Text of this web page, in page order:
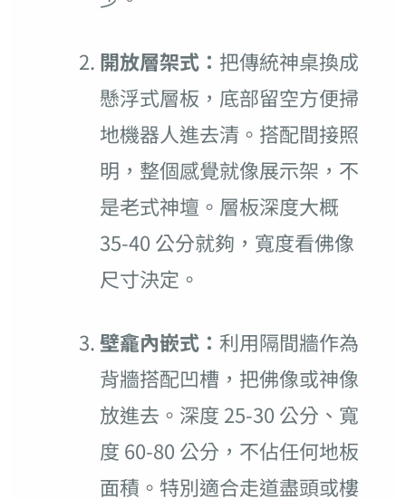
開放層架式： 把傳統神桌換成
懸浮式層板，底部留空方便掃
地機器人進去清。搭配間接照
明，整個感覺就像展示架，不
是老式神壇。層板深度大概
35-40 公分就夠，寬度看佛像
尺寸決定。
壁龕內嵌式： 利用隔間牆作為
背牆搭配凹槽，把佛像或神像
放進去。深度 25-30 公分、寬
度 60-80 公分，不佔任何地板
面積。特別適合走道盡頭或樓